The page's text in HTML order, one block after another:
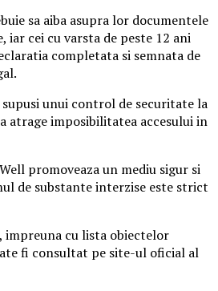
sa aiba asupra lor documentele
iar cei cu varsta de peste 12 ani
completata si semnata de
unui control de securitate la
atrage imposibilitatea accesului in
promoveaza un mediu sigur si
de substante interzise este strict
cu lista obiectelor
fi consultat pe site-ul oficial al